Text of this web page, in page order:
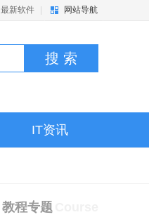
最新软件 网站导航
搜 索
IT资讯
教程专题